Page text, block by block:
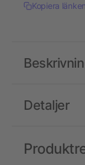
Kopiera
Detaljer